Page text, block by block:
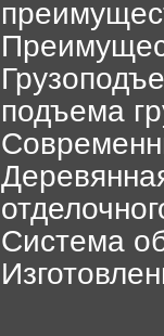
подъема
Система